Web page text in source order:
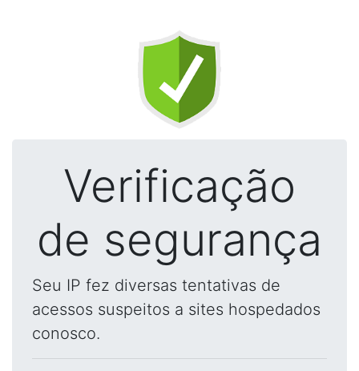
Verificação
de segurança
Seu IP fez diversas tentativas de
acessos suspeitos a sites hospedados
conosco.